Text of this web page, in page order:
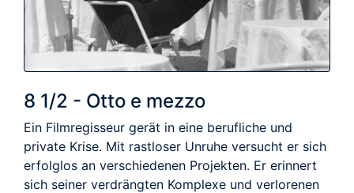
8 1/2 - Otto e mezzo
Ein Filmregisseur gerät in eine berufliche und
private Krise. Mit rastloser Unruhe versucht er sich
erfolglos an verschiedenen Projekten. Er erinnert
sich seiner verdrängten Komplexe und verlorenen